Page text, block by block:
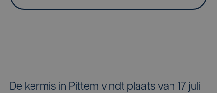
De kermis in Pittem vindt plaats van 17 juli